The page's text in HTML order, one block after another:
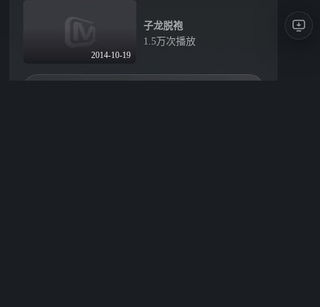
2014-10-19
子龙脱袍
1.5万次播放